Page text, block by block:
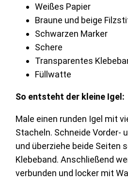
Weißes Papier
Braune und beige
Schwarzen Marker
Schere
Transparentes
Füllwatte
So entsteht der kleine Igel:
Male einen runden Igel mit
Stacheln. Schneide Vorder-
und überziehe beide Seiten
Klebeband. Anschließend
verbunden und locker mit